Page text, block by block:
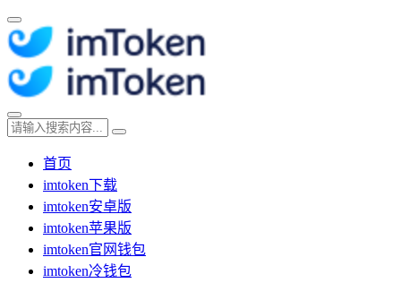
首页
imtoken下载
imtoken安卓版
imtoken苹果版
imtoken官网钱包
imtoken冷钱包